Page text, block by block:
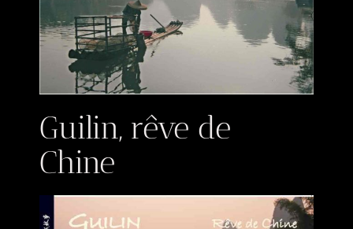
Guilin, rêve de
Chine